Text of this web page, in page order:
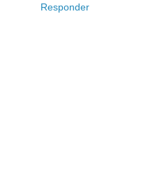
Responder